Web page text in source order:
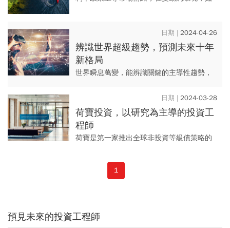
2024-04-26
辨識世界超級趨勢，預測未來十年
新格局
世界瞬息萬變，能辨識關鍵的主導性趨勢，
以前瞻思維深度研究，掌握重塑世界生態的
超級趨勢，物色結構性贏家...
2024-03-28
荷寶投資，以研究為主導的投資工
程師
荷寶是第一家推出全球非投資等級債策略的
個永續發展指數，以投資工程師傳承95年，
安然渡過二次大戰與...
1
預見未來的投資工程師